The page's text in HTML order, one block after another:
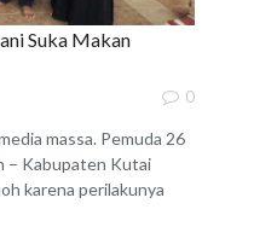
Suka Makan
0
massa. Pemuda 26
– Kabupaten Kutai
karena perilakunya